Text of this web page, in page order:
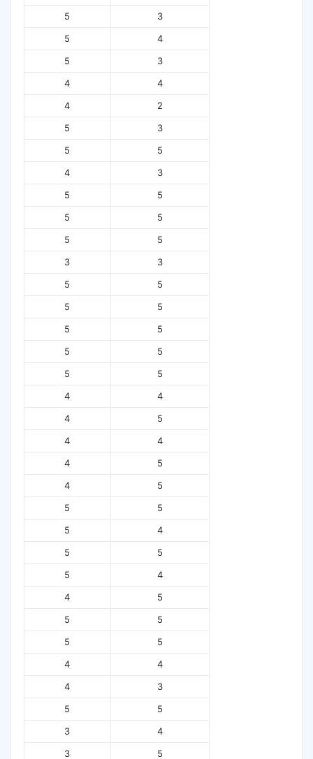
5
3
5
4
5
3
4
4
4
2
5
3
5
5
4
3
5
5
5
5
5
5
3
3
5
5
5
5
5
5
5
5
5
5
4
4
4
5
4
4
4
5
4
5
5
5
5
4
5
5
5
4
4
5
5
5
5
5
4
4
4
3
5
5
3
4
3
5